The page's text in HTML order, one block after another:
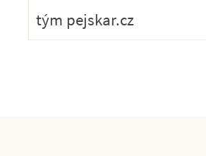
tým pejskar.cz